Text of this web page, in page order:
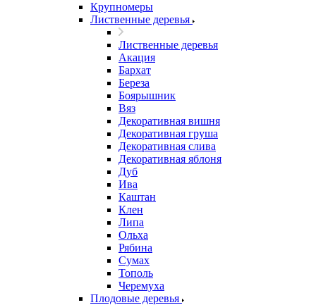
Крупномеры
Лиственные деревья
Лиственные деревья
Акация
Бархат
Береза
Боярышник
Вяз
Декоративная вишня
Декоративная груша
Декоративная слива
Декоративная яблоня
Дуб
Ива
Каштан
Клен
Липа
Ольха
Рябина
Сумах
Тополь
Черемуха
Плодовые деревья